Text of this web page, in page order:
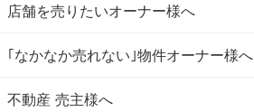
店舗を売りたいオーナー様へ
｢なかなか売れない｣物件オーナー様へ
不動産 売主様へ